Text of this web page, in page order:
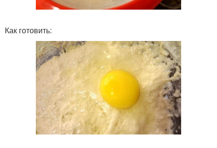
Как готовить: